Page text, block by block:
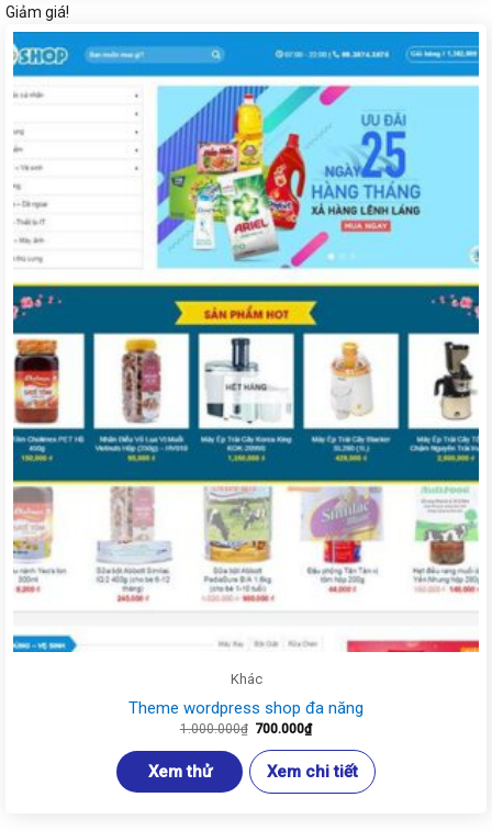
Giảm giá!
Khác
Theme wordpress shop đa năng
1.000.000₫ Giá
là:
1.000.000₫.
700.000₫Giá
hiện
tại
là:
700.000₫.
Xem thử Xem chi tiết